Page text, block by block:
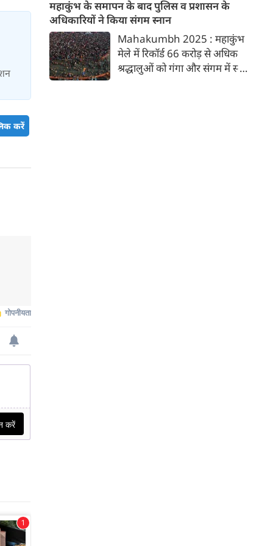
करें
45 दिनों में 130 नावों के जरिए 30
करोड़ रुपए की कमाई की है।
बड़ी संख्या में इकट्ठा होना, विभिन्न
स्थानों से आए लोगों के संपर्क में आना
और मौसम में बदलाव जैसे कई कारण
होते हैं, जिससे कुछ लोग बीमार पड़
रहे हैं। आइए जानते हैं इसके प्रमुख
महाकुंभ के समापन के बाद पुलिस व प्रशासन के
अधिकारियों ने किया संगम स्नान
Mahakumbh 2025 : महाकुंभ
मेले में रिकॉर्ड 66 करोड़ से अधिक
श्रद्धालुओं को गंगा और संगम में स्नान